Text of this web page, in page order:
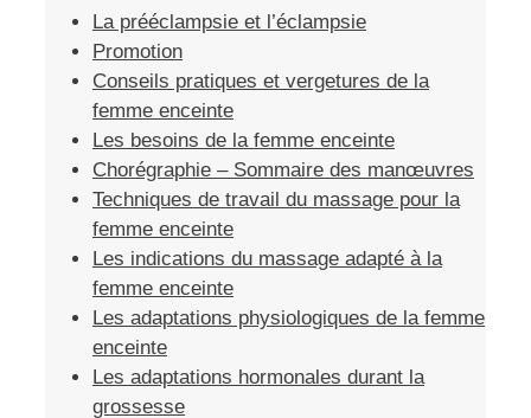
La prééclampsie et l’éclampsie
Promotion
Conseils pratiques et vergetures de la
femme enceinte
Les besoins de la femme enceinte
Chorégraphie – Sommaire des manœuvres
Techniques de travail du massage pour la
femme enceinte
Les indications du massage adapté à la
femme enceinte
Les adaptations physiologiques de la femme
enceinte
Les adaptations hormonales durant la
grossesse